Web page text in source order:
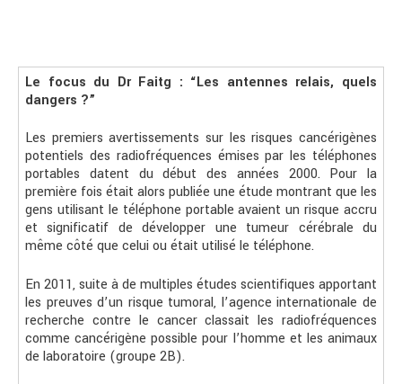
Le focus du Dr Faitg : “Les antennes relais, quels
dangers ?”
Les premiers avertissements sur les risques cancérigènes
potentiels des radiofréquences émises par les téléphones
portables datent du début des années 2000. Pour la
première fois était alors publiée une étude montrant que les
gens utilisant le téléphone portable avaient un risque accru
et significatif de développer une tumeur cérébrale du
même côté que celui ou était utilisé le téléphone.
En 2011, suite à de multiples études scientifiques apportant
les preuves d’un risque tumoral, l’agence internationale de
recherche contre le cancer classait les radiofréquences
comme cancérigène possible pour l’homme et les animaux
de laboratoire (groupe 2B).